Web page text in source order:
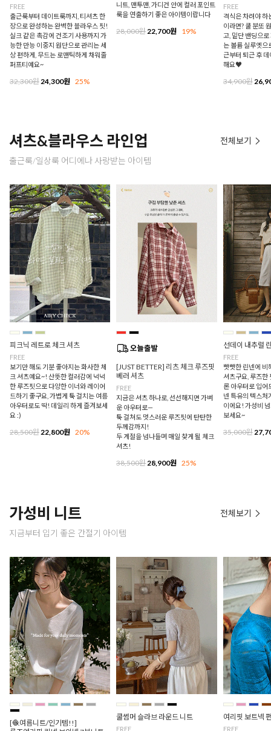
FREE
출근룩부터 데이트룩까지, 티셔츠 한
장으로 완성하는 완벽한 블라우스 핏!
실크 같은 촉감에 건조기 사용까지 가
능한 만능 이중지 원단으로 관리는 세
상 편하게, 무드는 로맨틱하게 채워줄
퍼프티예요~
32,300원24,300원 25%
니트, 맨투맨, 가디건 안에 컬러 포인트
룩을 연출하기 좋은 아이템이랍니다
28,000원22,700원 19%
FREE
격식은 차려야 하
이라면? 쿨 분또
고, 밑단 밴딩으
는 볼륨 실루엣으
근부터 퇴근 후
해요♥
34,900원
셔츠&블라우스 라인업
출근룩/일상룩 어디에나 사랑받는 아이템
전체보기
피크닉 레트로 체크 셔츠
FREE
보기만 해도 기분 좋아지는 화사한 체
크 셔츠예요~! 산뜻한 컬러감에 넉넉
한 루즈핏으로 다양한 이너와 레이어
드하기 좋구요, 가볍게 툭 걸치는 여름
아우터로도 딱! 데일리 하게 즐겨보세
요 :)
28,500원 22,800원 20%
[JUST BETTER] 리츠 체크 루즈핏
베러 셔츠
FREE
지금은 셔츠 하나로, 선선해지면 가벼
운 아우터로—
툭 걸쳐도 멋스러운 루즈핏에 탄탄한
두께감까지!
두 계절을 넘나들며 매일 찾게 될 체크
셔츠!
38,500원28,900원 25%
선데이 내추럴
FREE
빳빳한 린넨에 비
셔츠구요, 루즈한
론 아우터로 입어
넨 특유의 텍스처
이에요! 가성비
보세요~
35,000원
가성비 니트
지금부터 입기 좋은 간절기 아이템
전체보기
[🧶여름니트/인기템!!]
쿨썸머 슬라브 라운드 니트
FREE
여리핏 보트넥
FREE